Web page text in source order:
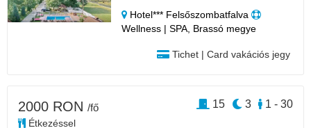
Hotel*** Felsőszombatfalva
Wellness | SPA, Brassó megye
Tichet | Card vakációs jegy
2000 RON /fő
Étkezéssel
1 - 30
3
15